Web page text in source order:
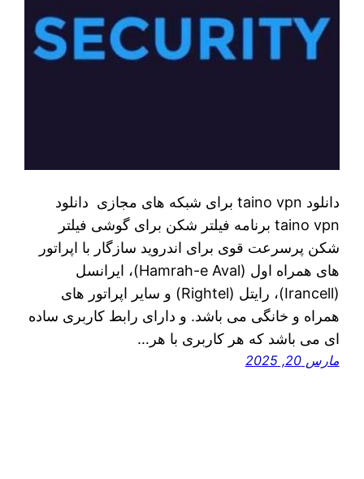
دانلود taino vpn برای شبکه های مجازی دانلود
taino vpn برنامه فیلتر شکن برای گوشی فیلتر
شکن پرسرعت قوی برای اندروید سازگار با اپراتور
های همراه اول (Hamrah-e Aval)، ایرانسل
(Irancell)، رایتل (Rightel) و سایر اپراتور های
همراه و خانگی می باشد. و دارای رابط کاربری ساده
ای می باشد که هر کاربری با هر…
مارس 20, 2025